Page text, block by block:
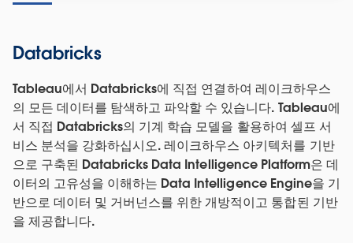
Databricks
Tableau에서 Databricks에 직접 연결하여 레이크하우스
의 모든 데이터를 탐색하고 파악할 수 있습니다. Tableau에
서 직접 Databricks의 기계 학습 모델을 활용하여 셀프 서
비스 분석을 강화하십시오. 레이크하우스 아키텍처를 기반
으로 구축된 Databricks Data Intelligence Platform은 데
이터의 고유성을 이해하는 Data Intelligence Engine을 기
반으로 데이터 및 거버넌스를 위한 개방적이고 통합된 기반
을 제공합니다.